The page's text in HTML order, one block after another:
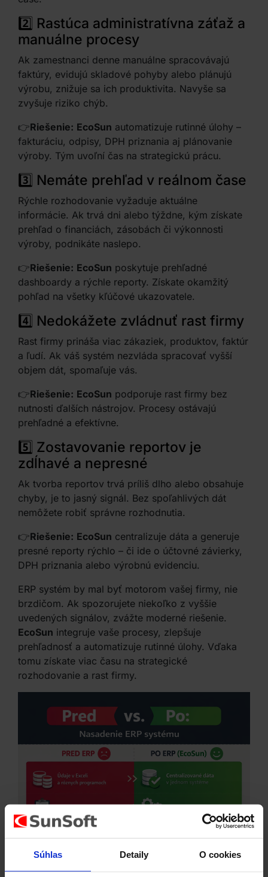
Súhlas Detaily O cookies
2️⃣ Rastúca administratívna záťaž a
manuálne procesy
Ak zamestnanci denne manuálne spracovávajú
faktúry, evidujú skladové pohyby alebo plánujú
výrobu, znižuje sa ich produktivita. Navyše sa
zvyšuje riziko chýb.
👉Riešenie: EcoSun automatizuje rutinné úlohy –
fakturáciu, odpisy, DPH priznania aj plánovanie
výroby. Tým uvoľní čas na strategickú prácu.
3️⃣ Nemáte prehľad v reálnom čase
Rýchle rozhodovanie vyžaduje aktuálne
informácie. Ak trvá dni alebo týždne, kým získate
prehľad o financiách, zásobách či výkonnosti
výroby, podnikáte naslepo.
👉Riešenie: EcoSun poskytuje prehľadné
dashboardy a rýchle reporty. Získate okamžitý
pohľad na všetky kľúčové ukazovatele.
4️⃣ Nedokážete zvládnuť rast firmy
Rast firmy prináša viac zákaziek, produktov, faktúr
a ľudí. Ak váš systém nezvláda spracovať vyšší
objem dát, spomaľuje vás.
👉Riešenie: EcoSun podporuje rast firmy bez
nutnosti ďalších nástrojov. Procesy ostávajú
prehľadné a efektívne.
5️⃣ Zostavovanie reportov je
zdĺhavé a nepresné
Ak tvorba reportov trvá príliš dlho alebo obsahuje
chyby, je to jasný signál. Bez spoľahlivých dát
nemôžete robiť správne rozhodnutia.
👉Riešenie: EcoSun centralizuje dáta a generuje
presné reporty rýchlo – či ide o účtovné závierky,
DPH priznania alebo výrobnú evidenciu.
ERP systém by mal byť motorom vašej firmy, nie
brzdičom. Ak spozorujete niekoľko z vyššie
uvedených signálov, zvážte moderné riešenie.
EcoSun integruje vaše procesy, zlepšuje
prehľadnosť a automatizuje rutinné úlohy. Vďaka
tomu získate viac času na strategické
rozhodovanie a rast firmy.